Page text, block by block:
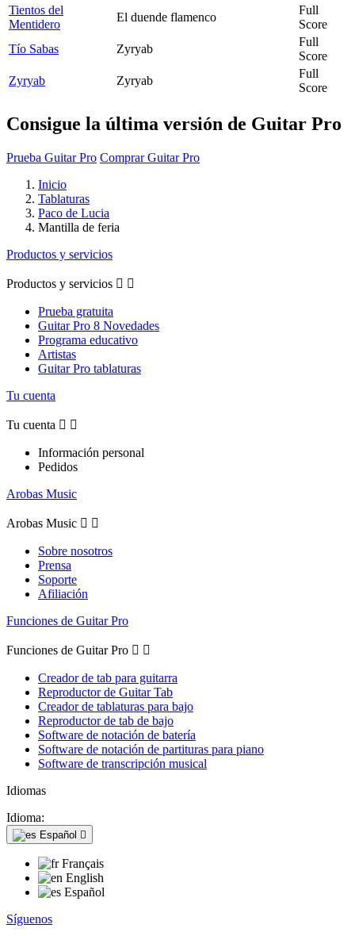
Tientos del
Mentidero
El duende flamenco
Full
Score
Tío Sabas
Zyryab
Full
Score
Zyryab
Zyryab
Full
Score
Consigue la última versión de Guitar Pro
Prueba Guitar Pro Comprar Guitar Pro
Inicio
Tablaturas
Paco de Lucia
Mantilla de feria
Productos y servicios
Productos y servicios  
Prueba gratuita
Guitar Pro 8 Novedades
Programa educativo
Artistas
Guitar Pro tablaturas
Tu cuenta
Tu cuenta  
Información personal
Pedidos
Arobas Music
Arobas Music  
Sobre nosotros
Prensa
Soporte
Afiliación
Funciones de Guitar Pro
Funciones de Guitar Pro  
Creador de tab para guitarra
Reproductor de Guitar Tab
Creador de tablaturas para bajo
Reproductor de tab de bajo
Software de notación de batería
Software de notación de partituras para piano
Software de transcripción musical
Idiomas
Idioma:
Español 
Français
English
Español
Síguenos